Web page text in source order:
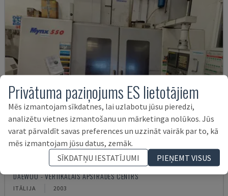
MYNX 550
DAEWOO - VERTIKĀLAIS APSTRĀDES CENTRS
ITĀLIJA 2003
Privātuma paziņojums ES lietotājiem
Mēs izmantojam sīkdatnes, lai uzlabotu jūsu pieredzi,
analizētu vietnes izmantošanu un mārketinga nolūkos. Jūs
varat pārvaldīt savas preferences un uzzināt vairāk par to, kā
mēs izmantojam jūsu datus, zemāk.
SĪKDATŅU IESTATĪJUMI
PIEŅEMT VISUS